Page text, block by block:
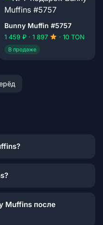
Bunny Muffin #5757
1 459 ₽ · 1 897 · 10 TON
В продаже
Muffins после